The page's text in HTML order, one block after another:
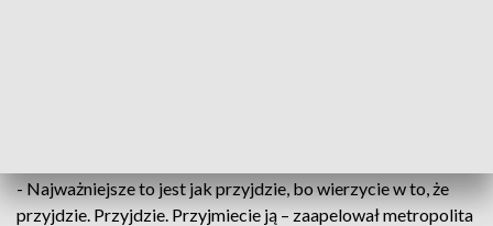
- Najważniejsze to jest jak przyjdzie, bo wierzycie w to, że
przyjdzie. Przyjdzie. Przyjmiecie ją – zaapelował metropolita